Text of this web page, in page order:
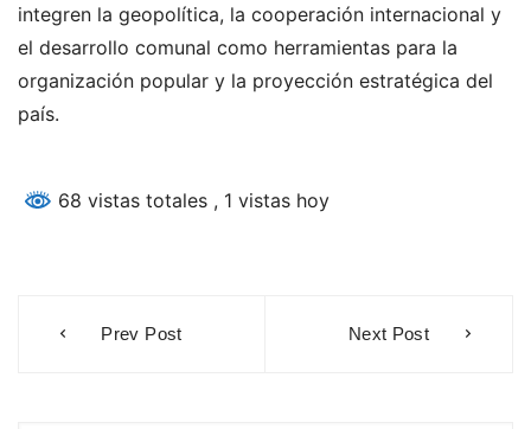
integren la geopolítica, la cooperación internacional y
el desarrollo comunal como herramientas para la
organización popular y la proyección estratégica del
país.
68 vistas totales , 1 vistas hoy
Prev Post Next Post